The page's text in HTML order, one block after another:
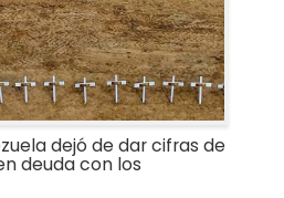
dejó de dar cifras de
deuda con los